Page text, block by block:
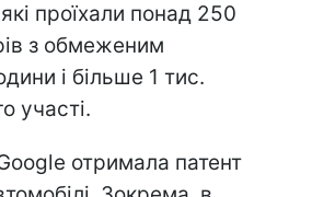
проїхали понад 250
з обмеженим
і більше 1 тис.
участі.
отримала патент